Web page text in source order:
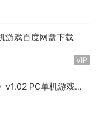
游戏百度网盘下载
VIP
v1.02 PC单机游戏下